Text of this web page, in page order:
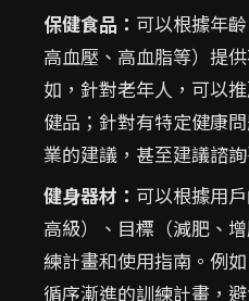
保健食品： 可以根據年
高血壓、高血脂等）提
如，針對老年人，可以
健品；針對有特定健康
業的建議，甚至建議諮詢
健身器材： 可以根據用
高級）、目標（減肥、
練計畫和使用指南。例
循序漸進的訓練計畫，